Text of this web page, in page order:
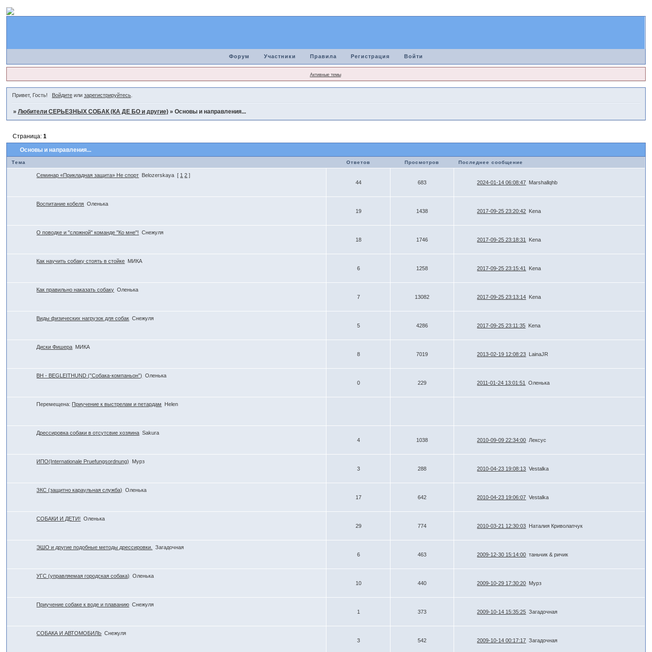
Форум Участники Правила Регистрация Войти
Активные темы
Привет, Гость! Войдитеили зарегистрируйтесь.
» Любители СЕРЬЕЗНЫХ СОБАК (КА ДЕ БО и другие) » Основы и направления...
Основы и направления...
Страница: 1
Тема Ответов Просмотров Последнее сообщение
Семинар «Прикладная защита» Не спорт Belozerskaya [ 1 2 ]
44
683 2024-01-14 06:08:47 Marshallqhb
Воспитание кобеля Оленька
19
1438 2017-09-25 23:20:42 Kena
О поводке и "сложной" команде "Ко мне"!
Снежуля
18
1746 2017-09-25 23:18:31 Kena
Как научить собаку стоять в стойке МИКА
6
1258 2017-09-25 23:15:41 Kena
Как правильно наказать собаку Оленька
7
13082 2017-09-25 23:13:14 Kena
Виды физических нагрузок для собак Снежуля
5
4286 2017-09-25 23:11:35 Kena
Диски Фишера МИКА
8
7019 2013-02-19 12:08:23 LainaJR
BH - BEGLEITHUND (”Собака-компаньон”)
Оленька
0
229 2011-01-24 13:01:51 Оленька
Перемещена: Приучение к выстрелам и петардам Helen
Дрессировка собаки в отсутсвие хозяина Sakura
4
1038 2010-09-09 22:34:00 Лексус
ИПО(Internationale Pruefungsordnung)
Мурз
3
288 2010-04-23 19:08:13 Vestalka
ЗКС (защитно караульная служба)
Оленька
17
642 2010-04-23 19:06:07 Vestalka
СОБАКИ И ДЕТИ!
Оленька
29
774 2010-03-21 12:30:03 Наталия Криволапчук
ЭШО и другие подобные методы дрессировки.
Загадочная
6
463 2009-12-30 15:14:00 таньчик & ричик
УГС (управляемая городская собака)
Оленька
10
440 2009-10-29 17:30:20 Мурз
Приучение собаке к воде и плаванию Снежуля
1
373 2009-10-14 15:35:25 Загадочная
СОБАКА И АВТОМОБИЛЬ Снежуля
3
542 2009-10-14 00:17:17 Загадочная